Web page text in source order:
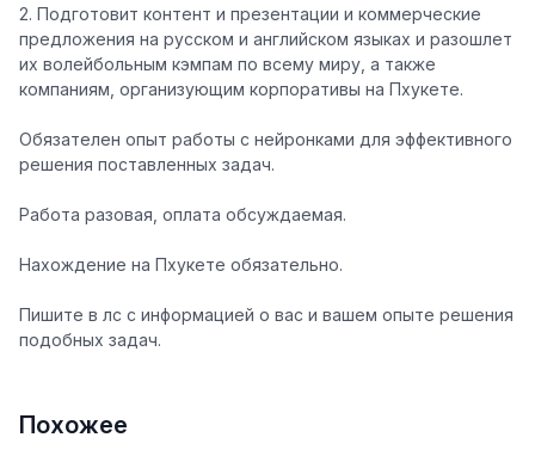
2. Подготовит контент и презентации и коммерческие
предложения на русском и английском языках и разошлет
их волейбольным кэмпам по всему миру, а также
компаниям, организующим корпоративы на Пхукете.
Обязателен опыт работы с нейронками для эффективного
решения поставленных задач.
Работа разовая, оплата обсуждаемая.
Нахождение на Пхукете обязательно.
Пишите в лс с информацией о вас и вашем опыте решения
подобных задач.
Похожее